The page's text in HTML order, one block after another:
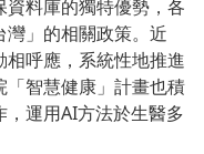
料庫的獨特優勢，各
」的相關政策。近
呼應，系統性地推進
智慧健康」計畫也積
運用AI方法於生醫多